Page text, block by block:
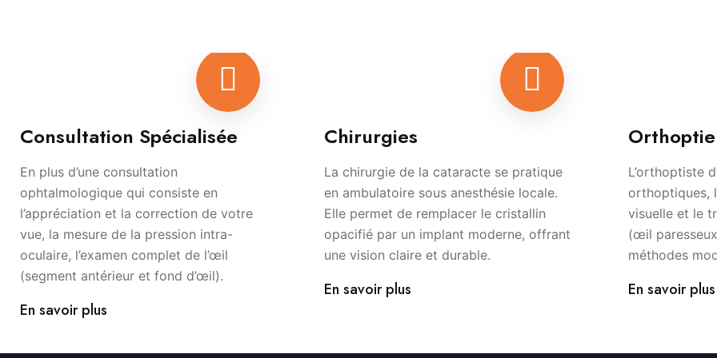
Consultation Spécialisée
En plus d’une consultation
ophtalmologique qui consiste en
l’appréciation et la correction de votre
vue, la mesure de la pression intra-
oculaire, l’examen complet de l’œil
(segment antérieur et fond d’œil).
En savoir plus
Chirurgies
La chirurgie de la cataracte se pratique
en ambulatoire sous anesthésie locale.
Elle permet de remplacer le cristallin
opacifié par un implant moderne, offrant
une vision claire et durable.
En savoir plus
Orthoptie
L’orthoptiste
orthoptiques,
visuelle et le
(œil
méthodes
En savoir plus